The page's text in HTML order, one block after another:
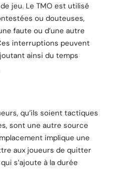
jeu. Le TMO est utilisé
ou douteuses,
faute ou d’une autre
interruptions peuvent
ainsi du temps
qu’ils soient tactiques
sont une autre source
implique une
aux joueurs de quitter
s’ajoute à la durée